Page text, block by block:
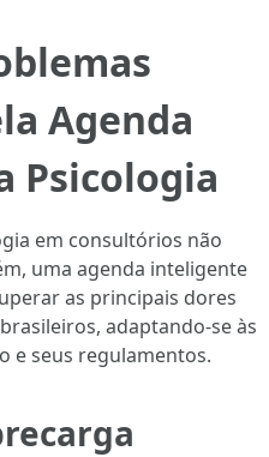
Agenda
Psicologia
em consultórios não
uma agenda inteligente
as principais dores
adaptando-se às
e seus regulamentos.